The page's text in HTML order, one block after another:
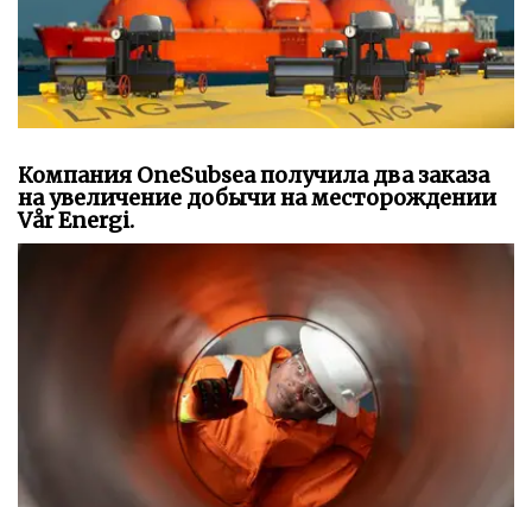
Компания OneSubsea получила два заказа
на увеличение добычи на месторождении
Vår Energi.